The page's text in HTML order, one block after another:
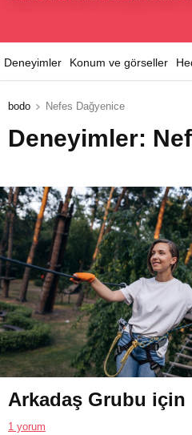
Deneyimler Konum ve görseller
bodo Nefes Dağyenice
Deneyimler:
Arkadaş Grubu
1 yorum